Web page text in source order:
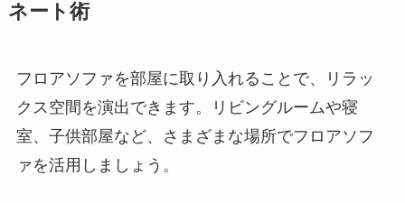
ネート術
フロアソファを部屋に取り入れることで、リラッ
クス空間を演出できます。リビングルームや寝
室、子供部屋など、さまざまな場所でフロアソフ
ァを活用しましょう。